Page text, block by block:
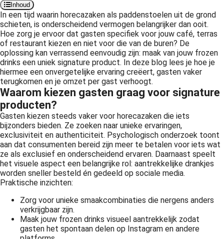
Inhoud
In een tijd waarin horecazaken als paddenstoelen uit de grond
schieten, is onderscheidend vermogen belangrijker dan ooit.
Hoe zorg je ervoor dat gasten specifiek voor jouw café, terras
of restaurant kiezen en niet voor die van de buren? De
oplossing kan verrassend eenvoudig zijn: maak van jouw frozen
drinks een uniek signature product. In deze blog lees je hoe je
hiermee een onvergetelijke ervaring creëert, gasten vaker
terugkomen en je omzet per gast verhoogt.
Waarom kiezen gasten graag voor signature
producten?
Gasten kiezen steeds vaker voor horecazaken die iets
bijzonders bieden. Ze zoeken naar unieke ervaringen,
exclusiviteit en authenticiteit. Psychologisch onderzoek toont
aan dat consumenten bereid zijn meer te betalen voor iets wat
ze als exclusief en onderscheidend ervaren. Daarnaast speelt
het visuele aspect een belangrijke rol: aantrekkelijke drankjes
worden sneller besteld én gedeeld op sociale media.
Praktische inzichten:
Zorg voor unieke smaakcombinaties die nergens anders
verkrijgbaar zijn.
Maak jouw frozen drinks visueel aantrekkelijk zodat
gasten het spontaan delen op Instagram en andere